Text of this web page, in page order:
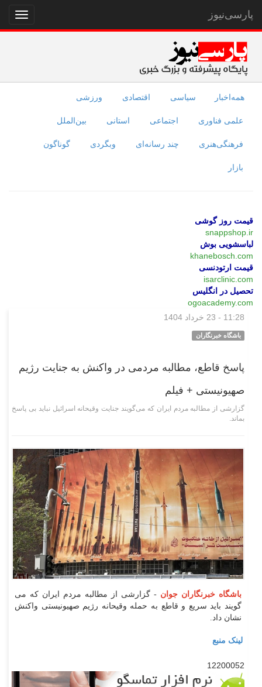
نمایش
منو
پارسی‌نیوز
همه‌اخبار سیاسی اقتصادی ورزشی
علمی فناوری اجتماعی استانی بین‌الملل
فرهنگی‌هنری چند رسانه‌ای وبگردی گوناگون
بازار
قیمت روز گوشی
snappshop.ir
لباسشویی بوش
khanebosch.com
قیمت ارتودنسی
isarclinic.com
تحصیل در انگلیس
ogoacademy.com
11:28 - 23 خرداد 1404
باشگاه خبرنگاران
پاسخ قاطع، مطالبه مردمی در واکنش به جنایت رژیم
صهیونیستی + فیلم
گزارشی از مطالبه مردم ایران که می‌گویند جنایت وقیحانه اسرائیل نباید بی پاسخ
بماند.
باشگاه خبرنگاران جوان - گزارشی از مطالبه مردم ایران که می
گویند باید سریع و قاطع به حمله وقیحانه رژیم صهیونیستی واکنش
نشان داد.
لینک منبع
12200052